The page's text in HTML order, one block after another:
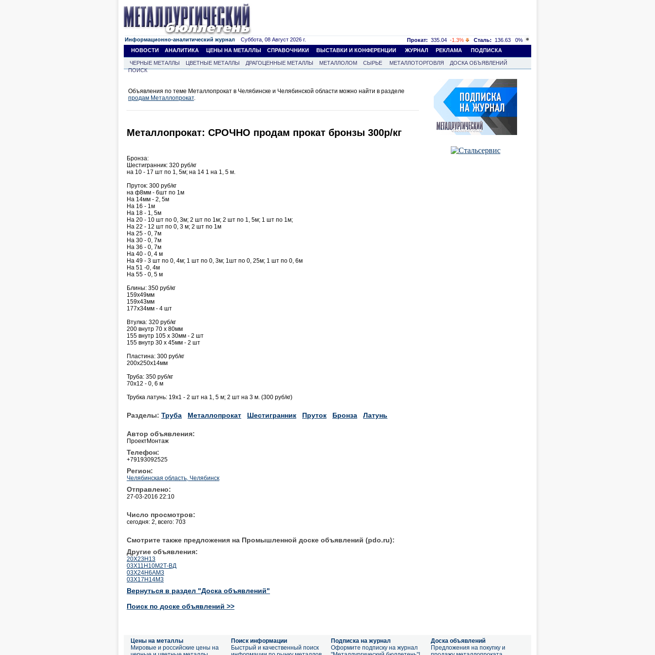
Информационно-аналитический журнал Суббота, 08 Август 2026 г. Прокат: 335.04 -1.3% Сталь: 136.63
0%
НОВОСТИ
АНАЛИТИКА ЦЕНЫ НА МЕТАЛЛЫ СПРАВОЧНИКИ ВЫСТАВКИ И КОНФЕРЕНЦИИ ЖУРНАЛ РЕКЛАМА ПОДПИСКА
ЧЕРНЫЕ МЕТАЛЛЫ ЦВЕТНЫЕ МЕТАЛЛЫ ДРАГОЦЕННЫЕ МЕТАЛЛЫ МЕТАЛЛОЛОМ СЫРЬЕ МЕТАЛЛОТОРГОВЛЯ
ДОСКА ОБЪЯВЛЕНИЙ
ПОИСК
Объявления по теме Металлопрокат в Челябинске и Челябинской области можно найти в разделе
продам Металлопрокат.
Металлопрокат: СРОЧНО продам прокат бронзы 300р/кг
Бронза:
Шестигранник: 320 руб/кг
на 10 - 17 шт по 1, 5м; на 14 1 на 1, 5 м.
Пруток: 300 руб/кг
на ф8мм - 6шт по 1м
На 14мм - 2, 5м
На 16 - 1м
На 18 - 1, 5м
На 20 - 10 шт по 0, 3м; 2 шт по 1м; 2 шт по 1, 5м; 1 шт по 1м;
На 22 - 12 шт по 0, 3 м; 2 шт по 1м
На 25 - 0, 7м
На 30 - 0, 7м
На 36 - 0, 7м
На 40 - 0, 4 м
На 49 - 3 шт по 0, 4м; 1 шт по 0, 3м; 1шт по 0, 25м; 1 шт по 0, 6м
На 51 -0, 4м
На 55 - 0, 5 м
Блины: 350 руб/кг
159х49мм
159х43мм
177х34мм - 4 шт
Втулка: 320 руб/кг
200 внутр 70 х 80мм
155 внутр 105 х 30мм - 2 шт
155 внутр 30 х 45мм - 2 шт
Пластина: 300 руб/кг
200х250х14мм
Труба: 350 руб/кг
70х12 - 0, 6 м
Трубка латунь: 19х1 - 2 шт на 1, 5 м; 2 шт на 3 м. (300 руб/кг)
Разделы: Труба Металлопрокат Шестигранник Пруток Бронза Латунь
Автор объявления:
ПроектМонтаж
Телефон:
+79193092525
Регион:
Челябинская область, Челябинск
Отправлено:
27-03-2016 22:10
Число просмотров:
сегодня: 2, всего: 703
Смотрите также предложения на Промышленной доске объявлений (pdo.ru):
Другие объявления:
20Х23Н13
03Х11Н10М2Т-ВД
03Х24Н6АМ3
03Х17Н14М3
Вернуться в раздел "Доска объявлений"
Поиск по доске объявлений >>
Цены на металлы
Мировые и российские цены на
Поиск информации
Быстрый и качественный поиск
Подписка на журнал
Оформите подписку на журнал
Доска объявлений
Предложения на покупку и